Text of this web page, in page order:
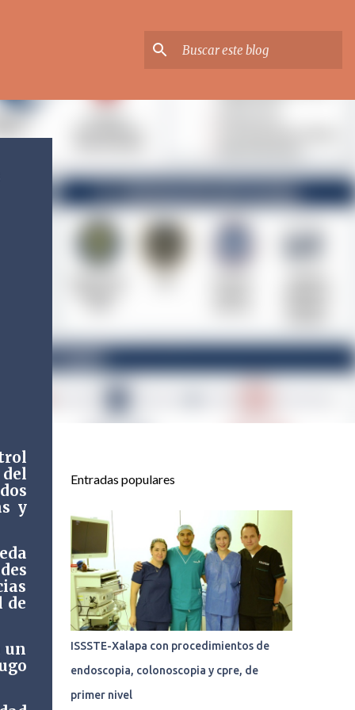
y
de
un
Entradas populares
ISSSTE-Xalapa con procedimientos de
endoscopia, colonoscopia y cpre, de
primer nivel